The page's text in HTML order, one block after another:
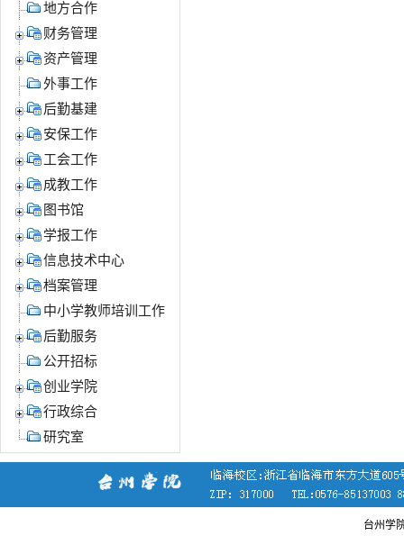
地方合作
财务管理
资产管理
外事工作
后勤基建
安保工作
工会工作
成教工作
图书馆
学报工作
信息技术中心
档案管理
中小学教师培训工作
后勤服务
公开招标
创业学院
行政综合
研究室
台州学